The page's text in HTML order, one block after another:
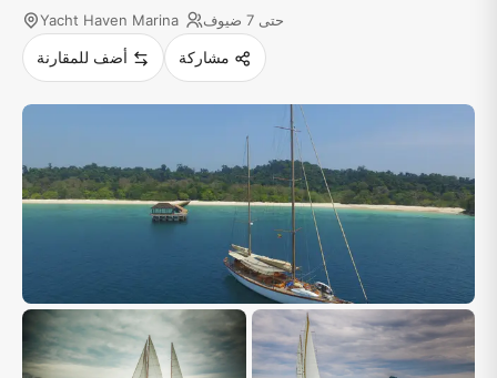
Yacht Haven Marina حتى 7 ضيوف
أضف للمقارنة مشاركة